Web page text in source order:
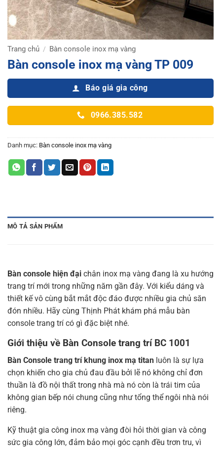
Trang chủ / Bàn console inox mạ vàng
Bàn console inox mạ vàng TP 009
Báo giá gia công
0966.385.582
Danh mục: Bàn console inox mạ vàng
MÔ TẢ SẢN PHẨM
Bàn console hiện đại chân inox mạ vàng đang là xu hướng
trang trí mới trong những năm gần đây. Với kiểu dáng và
thiết kế vô cùng bắt mắt độc đáo được nhiều gia chủ săn
đón nhiều. Hãy cùng Thịnh Phát khám phá mẫu bàn
console trang trí có gì đặc biệt nhé.
Giới thiệu về Bàn Console trang trí BC 1001
Bàn Console trang trí khung inox mạ titan luôn là sự lựa
chọn khiến cho gia chủ đau đầu bởi lẽ nó không chỉ đơn
thuần là đồ nội thất trong nhà mà nó còn là trái tim của
không gian bếp nói chung cũng như tổng thể ngôi nhà nói
riêng.
Kỹ thuật gia công inox mạ vàng đòi hỏi thời gian và công
sức gia công lớn, đảm bảo mọi góc cạnh đều trơn tru, vì